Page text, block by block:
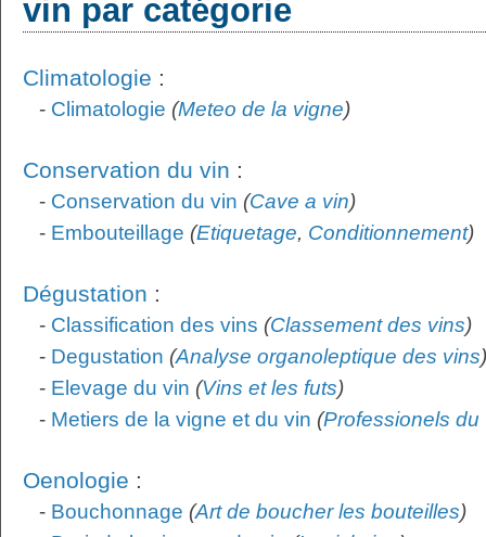
vin par catégorie
Climatologie :
- Climatologie (Meteo de la vigne)
Conservation du vin :
- Conservation du vin (Cave a vin)
- Embouteillage (Etiquetage, Conditionnement)
Dégustation :
- Classification des vins (Classement des vins)
- Degustation (Analyse organoleptique des vins)
- Elevage du vin (Vins et les futs)
- Metiers de la vigne et du vin (Professionels du
Oenologie :
- Bouchonnage (Art de boucher les bouteilles)